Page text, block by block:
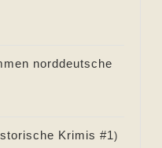
norddeutsche
Krimis #1)